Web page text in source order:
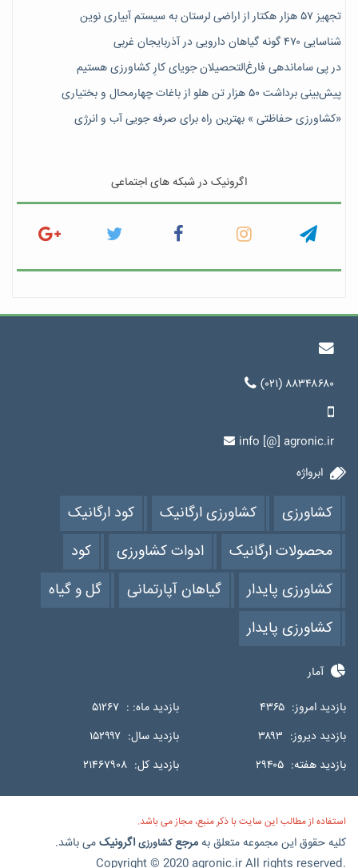
تجهیز ۵۷ هزار هکتار از اراضی لرستان به سیستم آبیاری نوین
شناسایی ۴۷٠ گونه گیاهان دارویی در آذربایجان غربی
در پی ساماندهی فارغ‌التحصیلان جویای کارِ کشاورزی هستیم
پیش‎‌بینی برداشت ۵۰ هزار تن هلو از باغات چهارمحال و بختیاری
«کشاورزی حفاظتی » بهترین راه برای صرفه جویی آب و انرژی
اگرونیک در شبکه های اجتماعی
(۰۲۱) ۸۸۳۴۸۶۸۰
info [@] agronic.ir
ابرواژه
کشاورزی کشاورزی ارگانیک
کود ارگانیک
محصولات ارگانیک
ادوات کشاورزی
کود
کشاورزی پایدار
گیاهان آپارتمانی
گل و گیاه
کشاورزی پایدار
آمار
بازدید امروز: ۴۳۶۵ بازدید ماه: : ۵۱۲۶۷
بازدید دیروز: ۳۸۹۳ بازدید سال: ۱۵۲۹۹۷
بازدید هفته: ۲۹۴۰۵ بازدید کل: ۲۱۴۶۷۹۰۸
استفاده از مطالب این سایت با ذکر منبع، مجاز می باشد.
کلیه حقوق این مجموعه متعلق بهمرجعکشاورزی اگرونیکمی باشد.
Copyright © 2020 agronic.ir All rights reserved.